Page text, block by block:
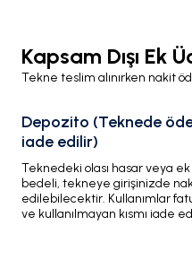
Kapsam Dışı Ek
Tekne teslim alınırken nakit
Depozito (Teknede
iade edilir)
Teknedeki olası hasar veya
bedeli, tekneye girişinizde
edilebilecektir. Kullanımlar
ve kullanılmayan kısmı iade